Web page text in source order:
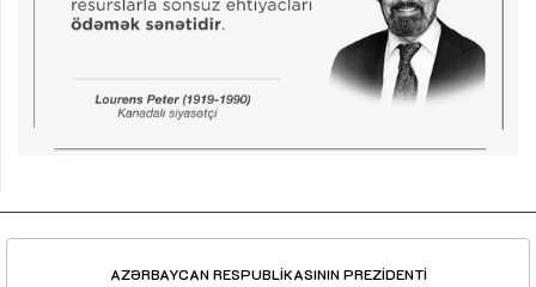
AZƏRBAYCAN RESPUBLİKASININ PREZİDENTİ